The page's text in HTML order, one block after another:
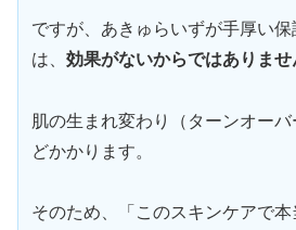
ですが、あきゅらいずが手厚い
は、 効果がないからではありませ
肌の生まれ変わり（ターンオー
どかかります。
そのため、「このスキンケアで